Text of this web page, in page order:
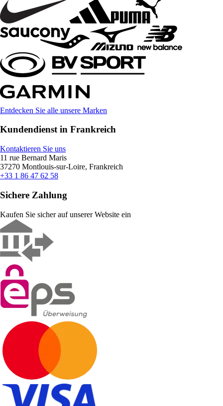
Entdecken Sie alle unsere Marken
Kundendienst in Frankreich
Kontaktieren Sie uns
11 rue Bernard Maris
37270 Montlouis-sur-Loire, Frankreich
+33 1 86 47 62 58
Sichere Zahlung
Kaufen Sie sicher auf unserer Website ein